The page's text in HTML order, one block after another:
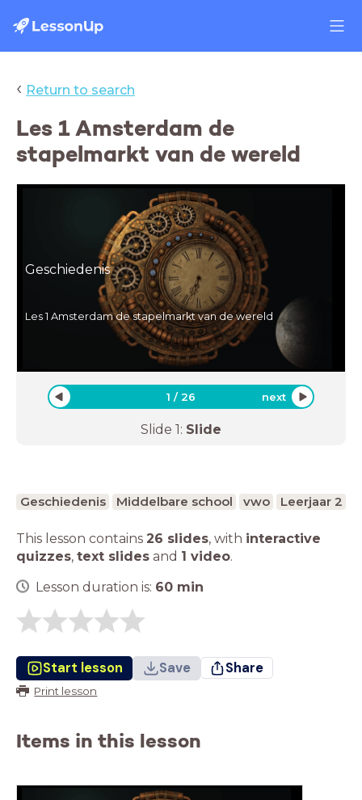
‹ Return to search
Les 1 Amsterdam de
stapelmarkt van de wereld
Geschiedenis
Introductie
Les 1 Amsterdam de stapelmarkt van de wereld
Geschiedenis
1 /26 next
Slide 1: Slide
Geschiedenis Middelbare school vwo Leerjaar 2
This lesson contains 26 slides, with interactive
quizzes, text slides and 1 video.
Lesson duration is: 60 min
Start lesson Save Share
Print lesson
Items in this lesson